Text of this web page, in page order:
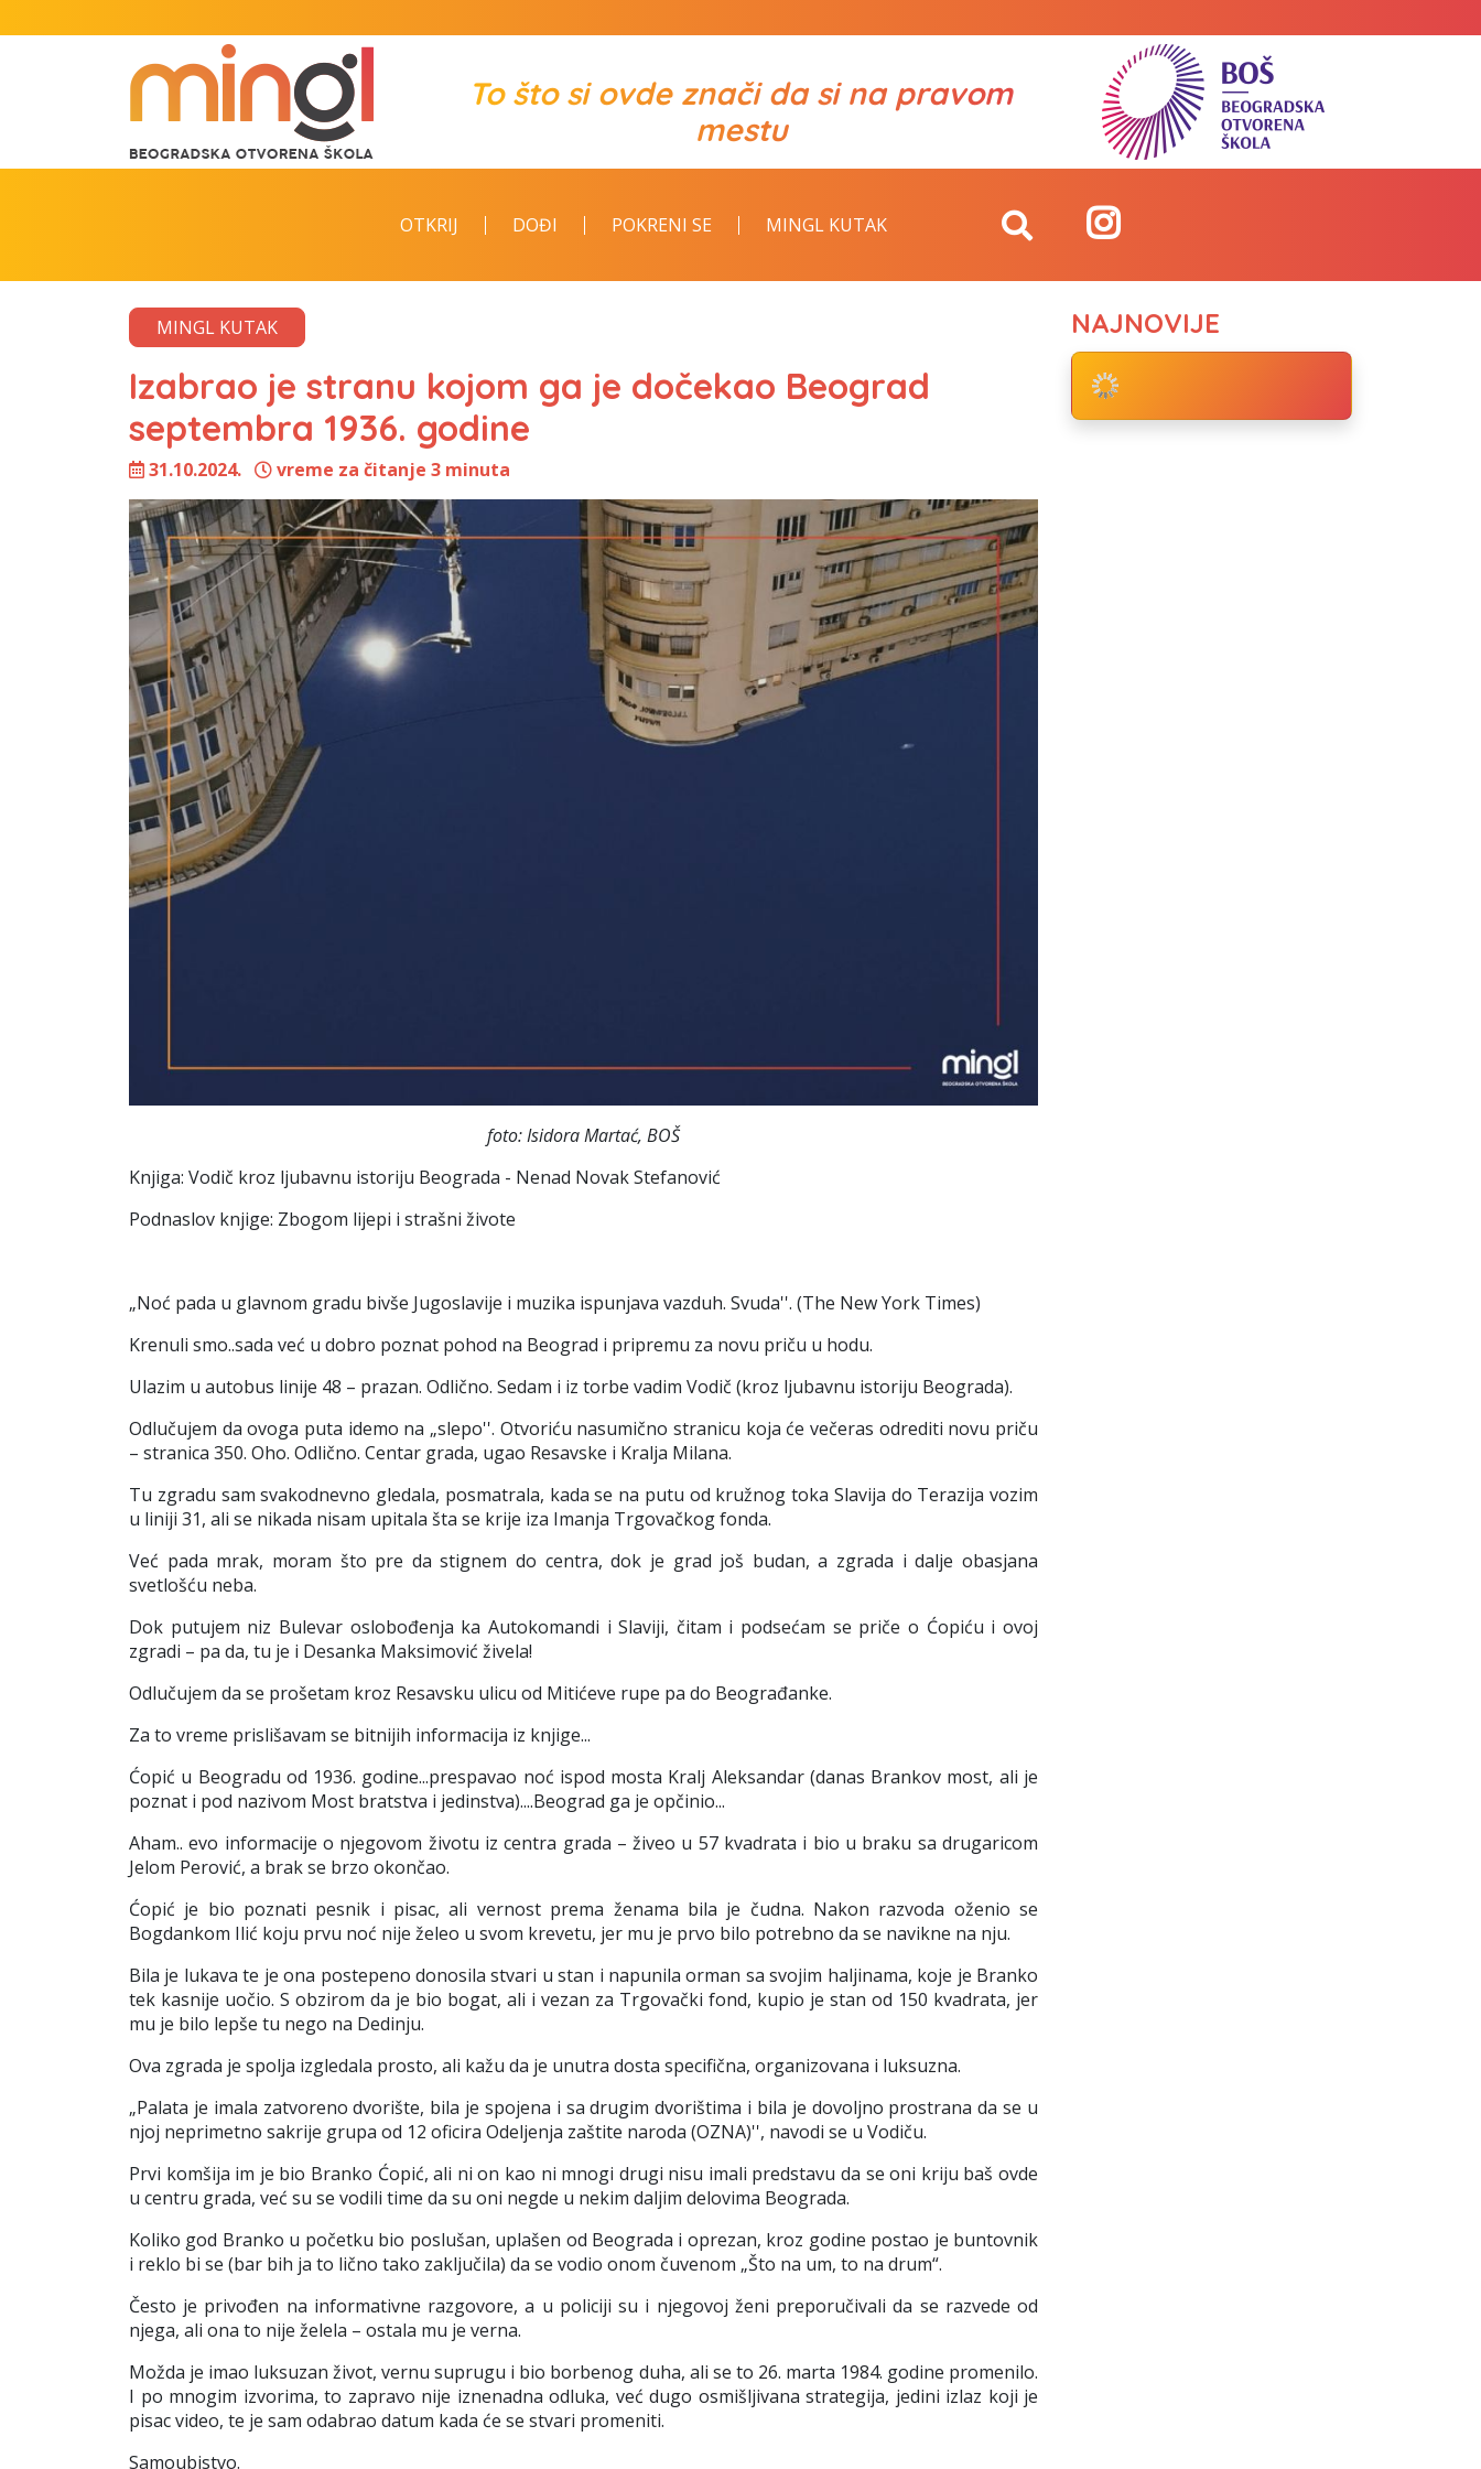
To što si ovde znači da si na pravom
mestu
OTKRIJ DOĐI POKRENI SE MINGL KUTAK
MINGL KUTAK
Izabrao je stranu kojom ga je dočekao Beograd
septembra 1936. godine
31.10.2024. vreme za čitanje 3 minuta
foto: Isidora Martać, BOŠ
Knjiga: Vodič kroz ljubavnu istoriju Beograda - Nenad Novak Stefanović
Podnaslov knjige: Zbogom lijepi i strašni živote
„Noć pada u glavnom gradu bivše Jugoslavije i muzika ispunjava vazduh. Svuda''. (The New York Times)
Krenuli smo..sada već u dobro poznat pohod na Beograd i pripremu za novu priču u hodu.
Ulazim u autobus linije 48 – prazan. Odlično. Sedam i iz torbe vadim Vodič (kroz ljubavnu istoriju Beograda).
Odlučujem da ovoga puta idemo na „slepo''. Otvoriću nasumično stranicu koja će večeras odrediti novu priču
– stranica 350. Oho. Odlično. Centar grada, ugao Resavske i Kralja Milana.
Tu zgradu sam svakodnevno gledala, posmatrala, kada se na putu od kružnog toka Slavija do Terazija vozim
u liniji 31, ali se nikada nisam upitala šta se krije iza Imanja Trgovačkog fonda.
Već pada mrak, moram što pre da stignem do centra, dok je grad još budan, a zgrada i dalje obasjana
svetlošću neba.
Dok putujem niz Bulevar oslobođenja ka Autokomandi i Slaviji, čitam i podsećam se priče o Ćopiću i ovoj
zgradi – pa da, tu je i Desanka Maksimović živela!
Odlučujem da se prošetam kroz Resavsku ulicu od Mitićeve rupe pa do Beograđanke.
Za to vreme prislišavam se bitnijih informacija iz knjige...
Ćopić u Beogradu od 1936. godine...prespavao noć ispod mosta Kralj Aleksandar (danas Brankov most, ali je
poznat i pod nazivom Most bratstva i jedinstva)....Beograd ga je opčinio...
Aham.. evo informacije o njegovom životu iz centra grada – živeo u 57 kvadrata i bio u braku sa drugaricom
Jelom Perović, a brak se brzo okončao.
Ćopić je bio poznati pesnik i pisac, ali vernost prema ženama bila je čudna. Nakon razvoda oženio se
Bogdankom Ilić koju prvu noć nije želeo u svom krevetu, jer mu je prvo bilo potrebno da se navikne na nju.
Bila je lukava te je ona postepeno donosila stvari u stan i napunila orman sa svojim haljinama, koje je Branko
tek kasnije uočio. S obzirom da je bio bogat, ali i vezan za Trgovački fond, kupio je stan od 150 kvadrata, jer
mu je bilo lepše tu nego na Dedinju.
Ova zgrada je spolja izgledala prosto, ali kažu da je unutra dosta specifična, organizovana i luksuzna.
„Palata je imala zatvoreno dvorište, bila je spojena i sa drugim dvorištima i bila je dovoljno prostrana da se u
njoj neprimetno sakrije grupa od 12 oficira Odeljenja zaštite naroda (OZNA)'', navodi se u Vodiču.
Prvi komšija im je bio Branko Ćopić, ali ni on kao ni mnogi drugi nisu imali predstavu da se oni kriju baš ovde
u centru grada, već su se vodili time da su oni negde u nekim daljim delovima Beograda.
Koliko god Branko u početku bio poslušan, uplašen od Beograda i oprezan, kroz godine postao je buntovnik
i reklo bi se (bar bih ja to lično tako zaključila) da se vodio onom čuvenom „Što na um, to na drum“.
Često je privođen na informativne razgovore, a u policiji su i njegovoj ženi preporučivali da se razvede od
njega, ali ona to nije želela – ostala mu je verna.
Možda je imao luksuzan život, vernu suprugu i bio borbenog duha, ali se to 26. marta 1984. godine promenilo.
I po mnogim izvorima, to zapravo nije iznenadna odluka, već dugo osmišljivana strategija, jedini izlaz koji je
pisac video, te je sam odabrao datum kada će se stvari promeniti.
Samoubistvo.
NAJNOVIJE